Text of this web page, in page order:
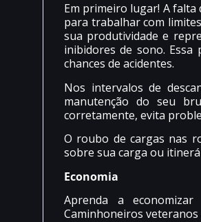
Em primeiro lugar! A falta
para trabalhar com
sua produtividade e
inibidores de sono. Essa
chances de acidentes.
Nos intervalos de
manutenção do seu
corretamente, evita
O roubo de cargas nas
sobre sua carga ou
Economia
Aprenda a
Caminhoneiros